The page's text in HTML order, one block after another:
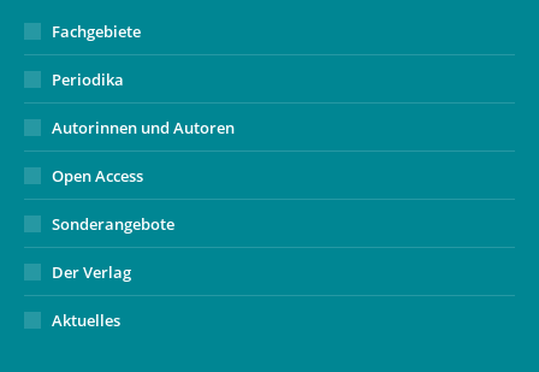
Fachgebiete
Periodika
Autorinnen und Autoren
Open Access
Sonderangebote
Der Verlag
Aktuelles